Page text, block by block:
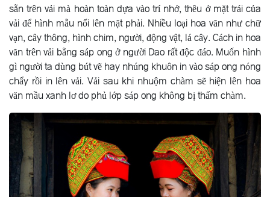
sẵn trên vải mà hoàn toàn dựa vào trí nhớ, thêu ở mặt trái của
vải để hình mẫu nổi lên mặt phải. Nhiều loại hoa văn như chữ
vạn, cây thông, hình chim, người, động vật, lá cây. Cách in hoa
văn trên vải bằng sáp ong ở người Dao rất độc đáo. Muốn hình
gì người ta dùng bút vẽ hay nhúng khuôn in vào sáp ong nóng
chẩy rồi in lên vải. Vải sau khi nhuộm chàm sẽ hiện lên hoa
văn mầu xanh lơ do phủ lớp sáp ong không bị thấm chàm.